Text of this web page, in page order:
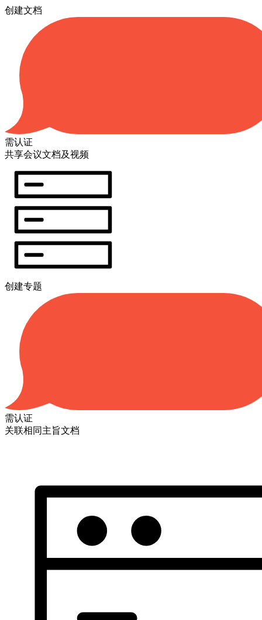
创建文档
需认证
共享会议文档及视频
创建专题
需认证
关联相同主旨文档